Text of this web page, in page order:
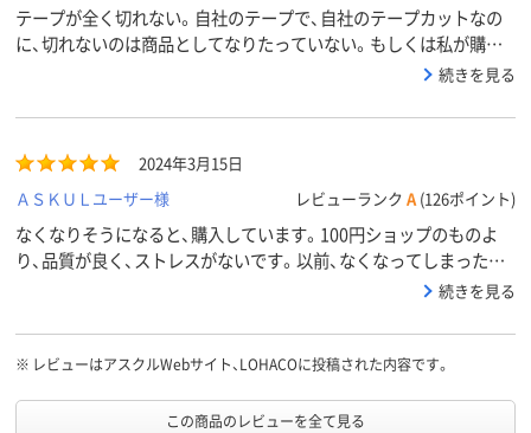
テープが全く切れない。自社のテープで、自社のテープカットなの
に、切れないのは商品としてなりたっていない。もしくは私が購入
続きを見る
2024年3月15日
ＡＳＫＵＬユーザー様
レビューランク A (126ポイント)
なくなりそうになると、購入しています。100円ショップのものよ
り、品質が良く、ストレスがないです。以前、なくなってしまった時
に、100円ショップのテープをカッターにセットして使ったことが
続きを見る
※ レビューはアスクルWebサイト、LOHACOに投稿された内容です。
この商品のレビューを全て見る